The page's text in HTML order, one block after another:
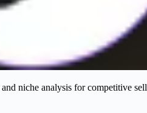
niche analysis for competitive